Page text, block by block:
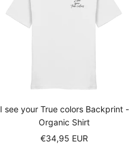
I see your True colors Backprint -
Organic Shirt
Angebotspreis
€34,95 EUR